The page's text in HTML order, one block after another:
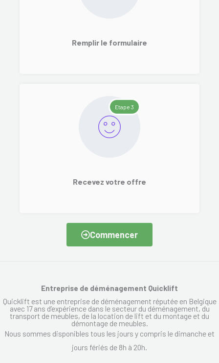
Remplir le formulaire
Etape 3
Recevez votre offre
Commencer
Entreprise de déménagement Quicklift
Quicklift est une entreprise de déménagement réputée en Belgique
avec 17 ans d’expérience dans le secteur du déménagement, du
transport de meubles, de la location de lift et du montage et du
démontage de meubles.
Nous sommes disponibles tous les jours y compris le dimanche et
jours fériés de 8h à 20h.